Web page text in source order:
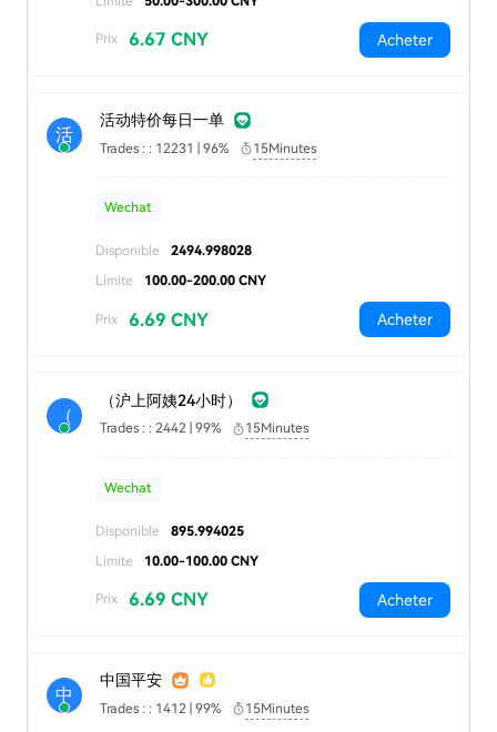
Prix 6.67 CNY Acheter
活
活动特价每日一单
Trades : : 12231 | 96% 15Minutes
Wechat
Disponible
2494.998028
Limite
100.00-200.00 CNY
Prix 6.69 CNY Acheter
（
（沪上阿姨24小时）
Trades : : 2442 | 99% 15Minutes
Wechat
Disponible
895.994025
Limite
10.00-100.00 CNY
Prix 6.69 CNY Acheter
中
中国平安
Trades : : 1412 | 99% 15Minutes